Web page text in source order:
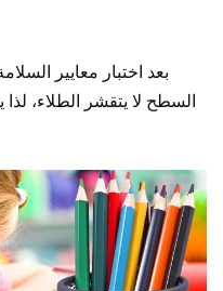
بعد اختبار معايير